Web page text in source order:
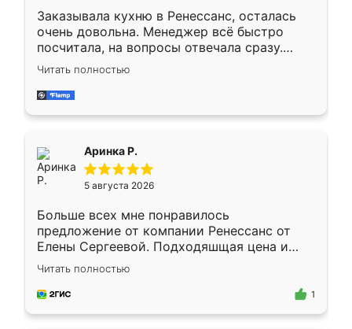
Заказывала кухню в Ренессанс, осталась
очень довольна. Менеджер всё быстро
посчитала, на вопросы отвечала сразу.
Замерщик приехал в субботу, подошёл к
делу со всей ответственностью. Собрали
за день, ребята работали аккуратно, даже
Читать полностью
Аринка Р.
5 августа 2026
Больше всех мне понравилось
предложение от компании Ренессанс от
Елены Сергеевой. Подходяшщая цена и
короткие сроки изготовления. Приехавший
для замера сотрудник Владислав
предложил по моему эскизу самый
Читать полностью
1